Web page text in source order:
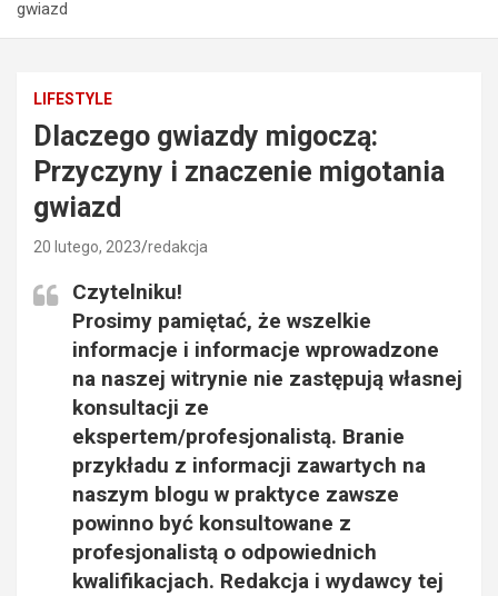
gwiazd
LIFESTYLE
Dlaczego gwiazdy migoczą:
Przyczyny i znaczenie migotania
gwiazd
20 lutego, 2023 redakcja
Czytelniku!
Prosimy pamiętać, że wszelkie
informacje i informacje wprowadzone
na naszej witrynie nie zastępują własnej
konsultacji ze
ekspertem/profesjonalistą. Branie
przykładu z informacji zawartych na
naszym blogu w praktyce zawsze
powinno być konsultowane z
profesjonalistą o odpowiednich
kwalifikacjach. Redakcja i wydawcy tej